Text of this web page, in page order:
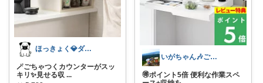
ほっきょく💎ダイヤモンド会員💎
🪄ごちゃつくカウンターがスッ
キリ✨見せる収 ...
いがちゃん🎶ご購入感謝です🎶
🉐ポイント5倍 便利な作業スペ